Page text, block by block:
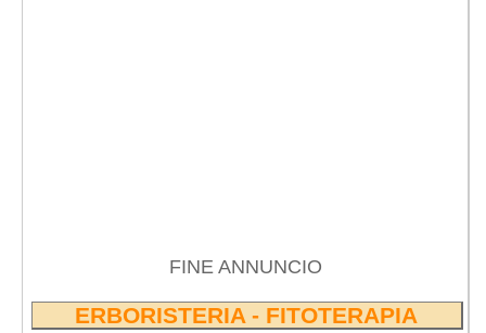
FINE ANNUNCIO
ERBORISTERIA - FITOTERAPIA